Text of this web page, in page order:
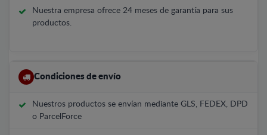
Nuestra empresa ofrece 24 meses de garantía para sus
productos.
Condiciones de envío
Nuestros productos se envían mediante GLS, FEDEX, DPD
o ParcelForce